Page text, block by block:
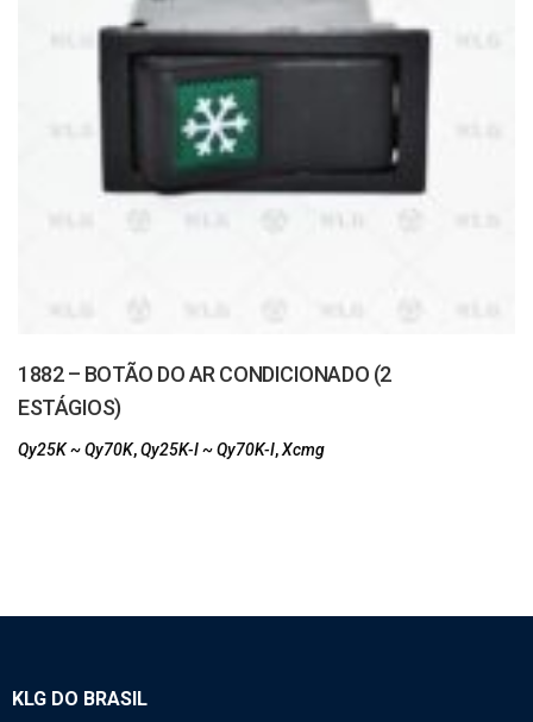
1882 – BOTÃO DO AR CONDICIONADO (2
ESTÁGIOS)
Qy25K ~ Qy70K,Qy25K-I ~ Qy70K-I,Xcmg
KLG DO BRASIL